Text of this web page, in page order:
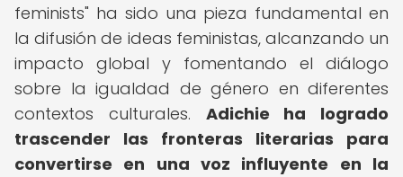
feminists" ha sido una pieza fundamental en
la difusión de ideas feministas, alcanzando un
impacto global y fomentando el diálogo
sobre la igualdad de género en diferentes
contextos culturales. Adichie ha logrado
trascender las fronteras literarias para
convertirse en una voz influyente en la